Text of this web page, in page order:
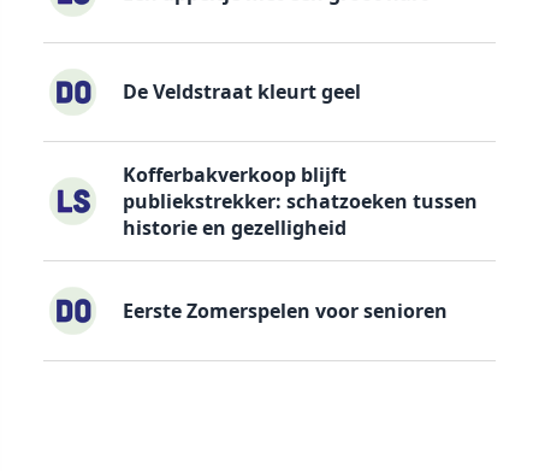
De Veldstraat kleurt geel
Kofferbakverkoop blijft
publiekstrekker: schatzoeken tussen
historie en gezelligheid
Eerste Zomerspelen voor senioren